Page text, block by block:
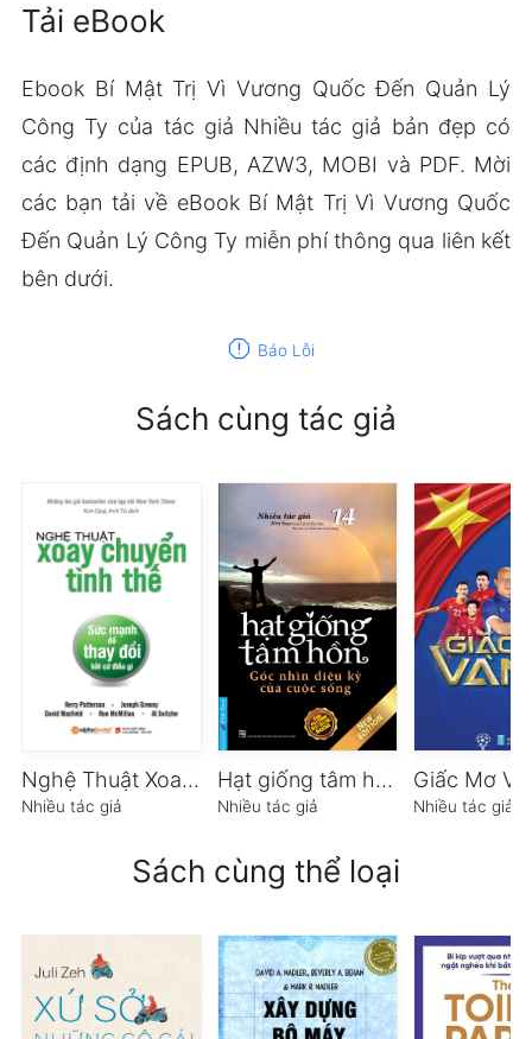
Tải eBook
Ebook Bí Mật Trị Vì Vương Quốc Đến Quản Lý
Công Ty của tác giả Nhiều tác giả bản đẹp có
các định dạng EPUB, AZW3, MOBI và PDF. Mời
các bạn tải về eBook Bí Mật Trị Vì Vương Quốc
Đến Quản Lý Công Ty miễn phí thông qua liên kết
bên dưới.
report Báo Lỗi
Sách cùng tác giả
Nghệ Thuật Xoay Chuyển Tình Thế
Nhiều tác giả
Hạt giống tâm hồn – Tập 14 – Góc nhìn diệu kỳ của cuộc sống (Song Ngữ)
Nhiều tác giả
Giấc Mơ
Nhiều tác giả
Sách cùng thể loại